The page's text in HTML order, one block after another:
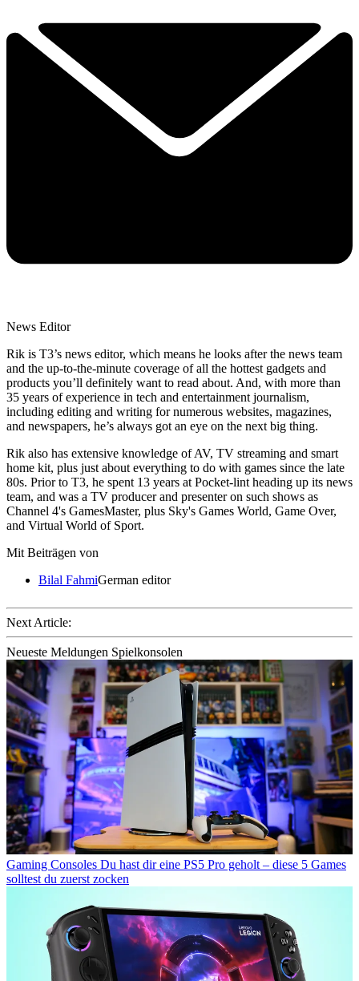
News Editor
Rik is T3’s news editor, which means he looks after the news team
and the up-to-the-minute coverage of all the hottest gadgets and
products you’ll definitely want to read about. And, with more than
35 years of experience in tech and entertainment journalism,
including editing and writing for numerous websites, magazines,
and newspapers, he’s always got an eye on the next big thing.
Rik also has extensive knowledge of AV, TV streaming and smart
home kit, plus just about everything to do with games since the late
80s. Prior to T3, he spent 13 years at Pocket-lint heading up its news
team, and was a TV producer and presenter on such shows as
Channel 4's GamesMaster, plus Sky's Games World, Game Over,
and Virtual World of Sport.
Mit Beiträgen von
Bilal FahmiGerman editor
Next Article:
Neueste Meldungen Spielkonsolen
Gaming Consoles Du hast dir eine PS5 Pro geholt – diese 5 Games
solltest du zuerst zocken